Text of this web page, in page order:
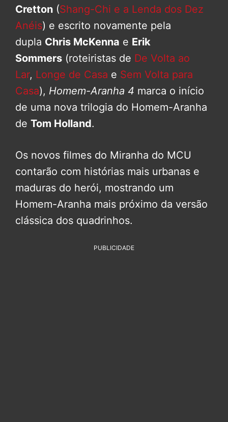
Cretton (Shang-Chi e a Lenda dos Dez
Anéis) e escrito novamente pela
dupla Chris McKenna e Erik
Sommers (roteiristas de De Volta ao
Lar, Longe de Casa e Sem Volta para
Casa), Homem-Aranha 4 marca o início
de uma nova trilogia do Homem-Aranha
de Tom Holland.
Os novos filmes do Miranha do MCU
contarão com histórias mais urbanas e
maduras do herói, mostrando um
Homem-Aranha mais próximo da versão
clássica dos quadrinhos.
PUBLICIDADE